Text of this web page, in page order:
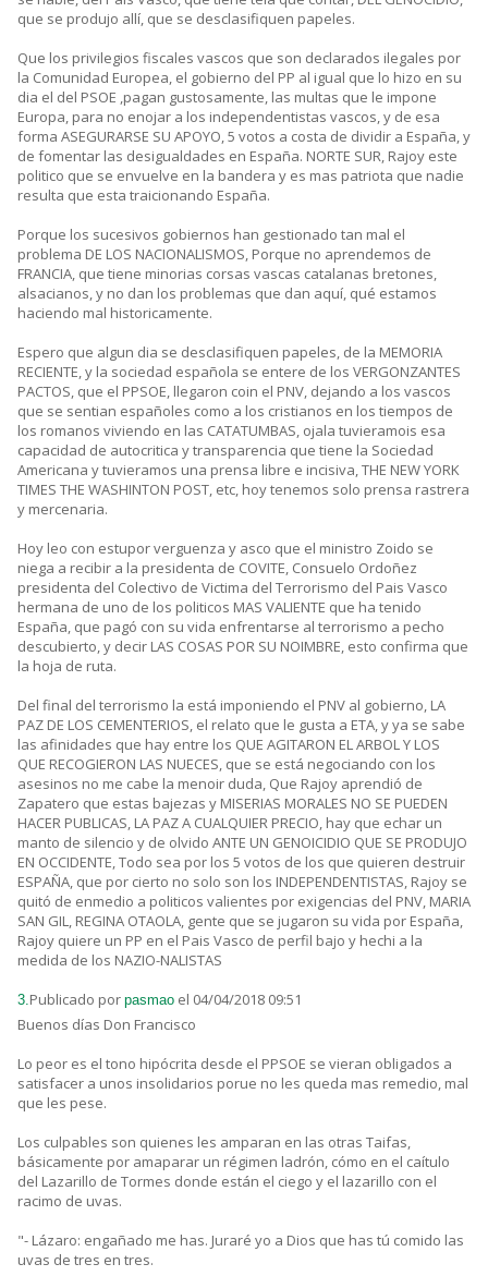
que se produjo allí, que se desclasifiquen papeles.
Que los privilegios fiscales vascos que son declarados ilegales por
la Comunidad Europea, el gobierno del PP al igual que lo hizo en su
dia el del PSOE ,pagan gustosamente, las multas que le impone
Europa, para no enojar a los independentistas vascos, y de esa
forma ASEGURARSE SU APOYO, 5 votos a costa de dividir a España, y
de fomentar las desigualdades en España. NORTE SUR, Rajoy este
politico que se envuelve en la bandera y es mas patriota que nadie
resulta que esta traicionando España.
Porque los sucesivos gobiernos han gestionado tan mal el
problema DE LOS NACIONALISMOS, Porque no aprendemos de
FRANCIA, que tiene minorias corsas vascas catalanas bretones,
alsacianos, y no dan los problemas que dan aquí, qué estamos
haciendo mal historicamente.
Espero que algun dia se desclasifiquen papeles, de la MEMORIA
RECIENTE, y la sociedad española se entere de los VERGONZANTES
PACTOS, que el PPSOE, llegaron coin el PNV, dejando a los vascos
que se sentian españoles como a los cristianos en los tiempos de
los romanos viviendo en las CATATUMBAS, ojala tuvieramois esa
capacidad de autocritica y transparencia que tiene la Sociedad
Americana y tuvieramos una prensa libre e incisiva, THE NEW YORK
TIMES THE WASHINTON POST, etc, hoy tenemos solo prensa rastrera
y mercenaria.
Hoy leo con estupor verguenza y asco que el ministro Zoido se
niega a recibir a la presidenta de COVITE, Consuelo Ordoñez
presidenta del Colectivo de Victima del Terrorismo del Pais Vasco
hermana de uno de los politicos MAS VALIENTE que ha tenido
España, que pagó con su vida enfrentarse al terrorismo a pecho
descubierto, y decir LAS COSAS POR SU NOIMBRE, esto confirma que
la hoja de ruta.
Del final del terrorismo la está imponiendo el PNV al gobierno, LA
PAZ DE LOS CEMENTERIOS, el relato que le gusta a ETA, y ya se sabe
las afinidades que hay entre los QUE AGITARON EL ARBOL Y LOS
QUE RECOGIERON LAS NUECES, que se está negociando con los
asesinos no me cabe la menoir duda, Que Rajoy aprendió de
Zapatero que estas bajezas y MISERIAS MORALES NO SE PUEDEN
HACER PUBLICAS, LA PAZ A CUALQUIER PRECIO, hay que echar un
manto de silencio y de olvido ANTE UN GENOICIDIO QUE SE PRODUJO
EN OCCIDENTE, Todo sea por los 5 votos de los que quieren destruir
ESPAÑA, que por cierto no solo son los INDEPENDENTISTAS, Rajoy se
quitó de enmedio a politicos valientes por exigencias del PNV, MARIA
SAN GIL, REGINA OTAOLA, gente que se jugaron su vida por España,
Rajoy quiere un PP en el Pais Vasco de perfil bajo y hechi a la
medida de los NAZIO-NALISTAS
3.Publicado por pasmao el 04/04/2018 09:51
Buenos días Don Francisco
Lo peor es el tono hipócrita desde el PPSOE se vieran obligados a
satisfacer a unos insolidarios porue no les queda mas remedio, mal
que les pese.
Los culpables son quienes les amparan en las otras Taifas,
básicamente por amaparar un régimen ladrón, cómo en el caítulo
del Lazarillo de Tormes donde están el ciego y el lazarillo con el
racimo de uvas.
"- Lázaro: engañado me has. Juraré yo a Dios que has tú comido las
uvas de tres en tres.